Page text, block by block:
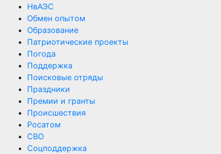
НвАЭС
Обмен опытом
Образование
Патриотические проекты
Погода
Поддержка
Поисковые отряды
Праздники
Премии и гранты
Происшествия
Росатом
СВО
Соцподдержка